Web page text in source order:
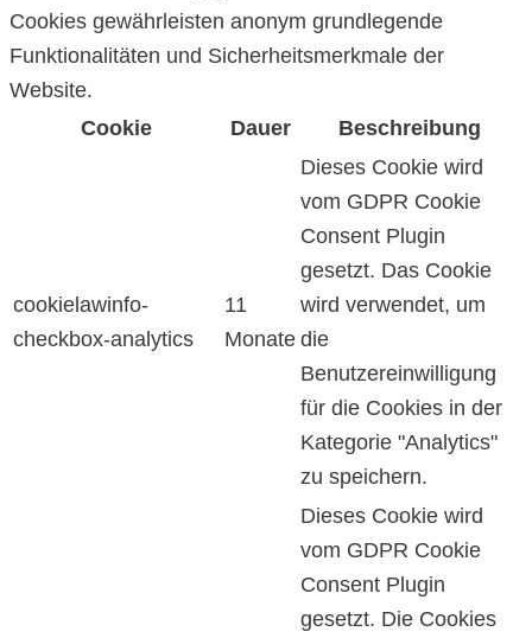
Cookies gewährleisten anonym grundlegende
Funktionalitäten und Sicherheitsmerkmale der
Website.
Cookie
Dauer Beschreibung
cookielawinfo-
checkbox-analytics
11
Monate
Dieses Cookie wird
vom GDPR Cookie
Consent Plugin
gesetzt. Das Cookie
wird verwendet, um
die
Benutzereinwilligung
für die Cookies in der
Kategorie "Analytics"
zu speichern.
Dieses Cookie wird
vom GDPR Cookie
Consent Plugin
gesetzt. Die Cookies